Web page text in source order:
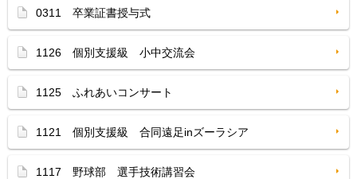
0311 卒業証書授与式
1126 個別支援級 小中交流会
1125 ふれあいコンサート
1121 個別支援級 合同遠足inズーラシア
1117 野球部 選手技術講習会